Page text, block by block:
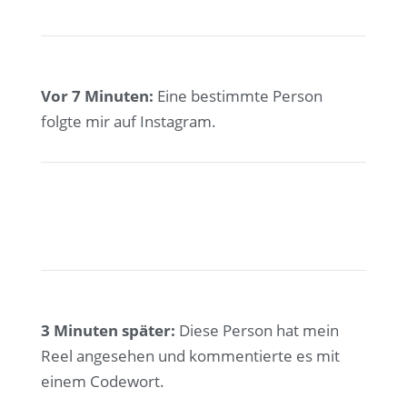
Vor 7 Minuten: Eine bestimmte Person
folgte mir auf Instagram.
3 Minuten später: Diese Person hat mein
Reel angesehen und kommentierte es mit
einem Codewort.